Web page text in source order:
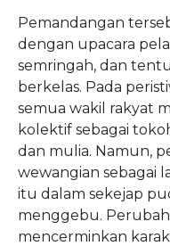
Pemandangan
dengan upacara
semringah, dan
berkelas. Pada
semua wakil rakyat
kolektif sebagai
dan mulia. Namun,
wewangian sebagai
itu dalam sekejap
menggebu.
mencerminkan